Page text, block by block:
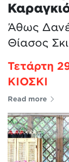
Τετάρτη
ΚΙΟΣΚΙ
Άθως
Θίασος
Read more